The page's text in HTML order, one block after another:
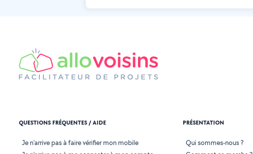
QUESTIONS FRÉQUENTES / AIDE
Je n'arrive pas à faire vérifier mon mobile
PRÉSENTATION
Qui sommes-nous ?